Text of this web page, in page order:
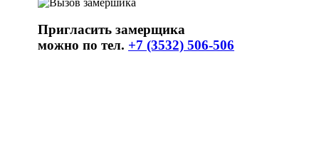
Пригласить замерщика
можно по тел. +7 (3532) 506-506